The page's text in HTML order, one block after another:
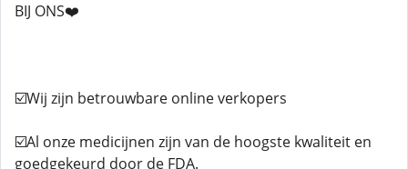
BIJ ONS❤️
☑️Wij zijn betrouwbare online verkopers
☑️Al onze medicijnen zijn van de hoogste kwaliteit en
goedgekeurd door de FDA.